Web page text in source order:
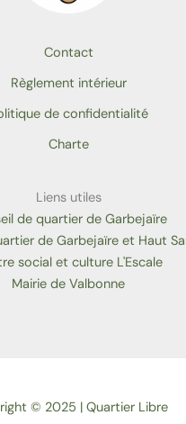
Contact
Règlement intérieur
de confidentialité
Charte
Liens utiles
de quartier de Garbejaïre
de Garbejaïre et Haut
social et culture L'Escale
Mairie de Valbonne
© 2025 | Quartier Libre